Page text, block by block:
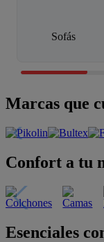
Sofás
Marcas que
Confort a tu
Esenciales